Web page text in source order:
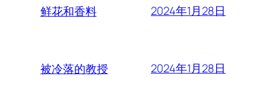
鲜花和香料 2024年1月28日
被冷落的教授 2024年1月28日